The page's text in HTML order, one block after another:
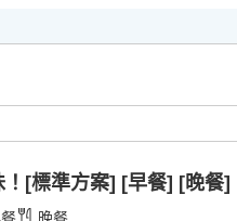
[標準方案] [早餐] [晚餐]
晚餐